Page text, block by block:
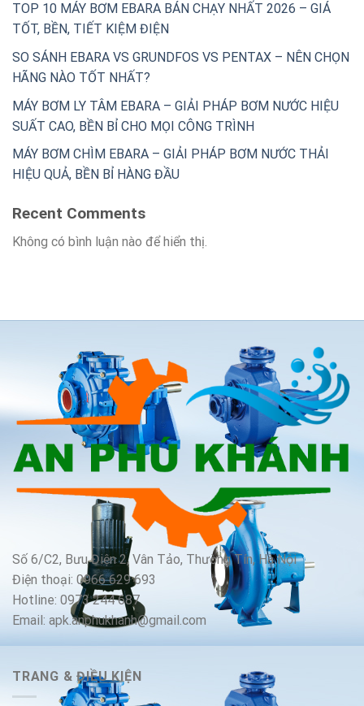
TOP 10 MÁY BƠM EBARA BÁN CHẠY NHẤT 2026 – GIÁ
TỐT, BỀN, TIẾT KIỆM ĐIỆN
SO SÁNH EBARA VS GRUNDFOS VS PENTAX – NÊN CHỌN
HÃNG NÀO TỐT NHẤT?
MÁY BƠM LY TÂM EBARA – GIẢI PHÁP BƠM NƯỚC HIỆU
SUẤT CAO, BỀN BỈ CHO MỌI CÔNG TRÌNH
MÁY BƠM CHÌM EBARA – GIẢI PHÁP BƠM NƯỚC THẢI
HIỆU QUẢ, BỀN BỈ HÀNG ĐẦU
Recent Comments
Không có bình luận nào để hiển thị.
Số 6/C2, Bưu Điện 2, Vân Tảo, Thường Tín, Hà Nội
Điện thoại: 0966 629 693
Hotline: 0973 244 687
Email: apk.anphukhanh@gmail.com
TRANG & ĐIỀU KIỆN